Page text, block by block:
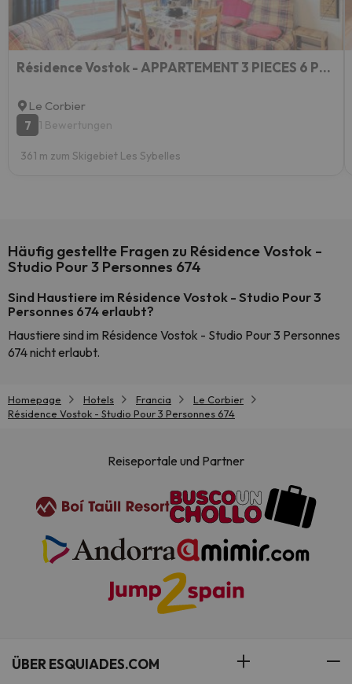
Résidence Vostok - APPARTEMENT 3 PIECES 6 PERSONNES MAE-9354
Le Corbier
7
1 Bewertungen
361 m zum Skigebiet Les Sybelles
Häufig gestellte Fragen zu Résidence Vostok -
Studio Pour 3 Personnes 674
Sind Haustiere im Résidence Vostok - Studio Pour 3
Personnes 674 erlaubt?
Haustiere sind im Résidence Vostok - Studio Pour 3 Personnes
674 nicht erlaubt.
Homepage Hotels Francia
Le Corbier
Résidence Vostok - Studio Pour 3 Personnes 674
Reiseportale und Partner
ÜBER ESQUIADES.COM